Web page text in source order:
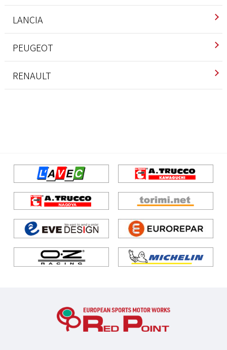
エクステリア
エンジン/駆動系
その他
アバルト
インテリア
エクステリア
ブレーキ
ホイール/タイヤ
吸排気系
快適装備
LANCIA
インテリア
エクステリア
ホイール/タイヤ
PEUGEOT
インテリア
その他
ブレーキ
ホイール/タイヤ
吸排気系
RENAULT
ブレーキ
ホイール/タイヤ